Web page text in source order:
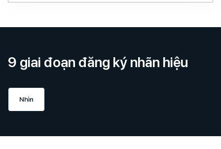
9 giai đoạn đăng ký nhãn hiệu
Nhìn